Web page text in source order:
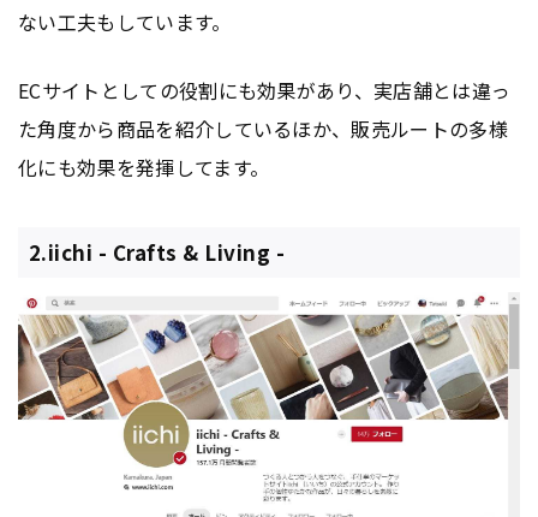
ない工夫もしています。
ECサイトとしての役割にも効果があり、実店舗とは違っ
た角度から商品を紹介しているほか、販売ルートの多様
化にも効果を発揮してます。
2.iichi - Crafts & Living -